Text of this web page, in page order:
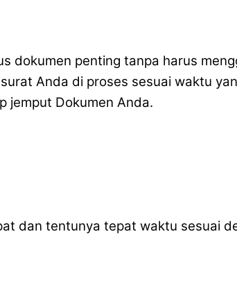
dokumen penting tanpa harus
Anda di proses sesuai waktu
jemput Dokumen Anda.
dan tentunya tepat waktu sesuai